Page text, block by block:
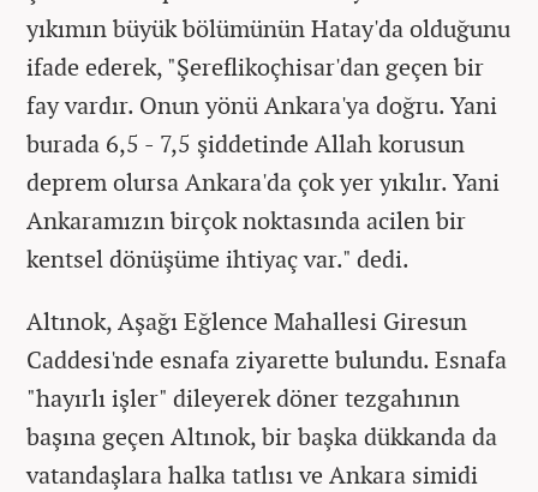
yıkımın büyük bölümünün Hatay'da olduğunu
ifade ederek, "Şereflikoçhisar'dan geçen bir
fay vardır. Onun yönü Ankara'ya doğru. Yani
burada 6,5 - 7,5 şiddetinde Allah korusun
deprem olursa Ankara'da çok yer yıkılır. Yani
Ankaramızın birçok noktasında acilen bir
kentsel dönüşüme ihtiyaç var." dedi.
Altınok, Aşağı Eğlence Mahallesi Giresun
Caddesi'nde esnafa ziyarette bulundu. Esnafa
"hayırlı işler" dileyerek döner tezgahının
başına geçen Altınok, bir başka dükkanda da
vatandaşlara halka tatlısı ve Ankara simidi